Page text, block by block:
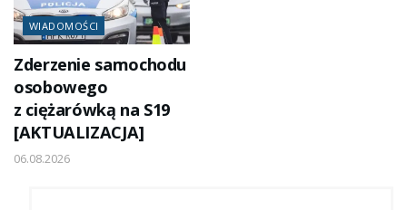
WIADOMOŚCI
Zderzenie samochodu
osobowego
z ciężarówką na S19
[AKTUALIZACJA]
06.08.2026